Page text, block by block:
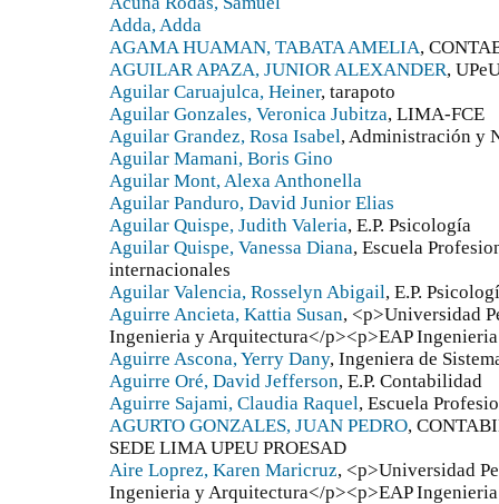
Adda, Adda
AGAMA HUAMAN, TABATA AMELIA,
AGUILAR APAZA, JUNIOR ALEXANDER,
Aguilar Caruajulca, Heiner, tarapoto
Aguilar Gonzales, Veronica Jubitza, LIMA-FCE
Aguilar Grandez, Rosa Isabel, Administración y
Aguilar Mamani, Boris Gino
Aguilar Mont, Alexa Anthonella
Aguilar Panduro, David Junior Elias
Aguilar Quispe, Judith Valeria, E.P. Psicología
Aguilar Quispe, Vanessa Diana, Escuela
internacionales
Aguilar Valencia, Rosselyn Abigail, E.P.
Aguirre Ancieta, Kattia Susan, <p>Universidad
Ingenieria y Arquitectura</p><p>EAP
Aguirre Ascona, Yerry Dany, Ingeniera de
Aguirre Oré, David Jefferson, E.P. Contabilidad
Aguirre Sajami, Claudia Raquel, Escuela
AGURTO GONZALES, JUAN PEDRO,
SEDE LIMA UPEU PROESAD
Aire Loprez, Karen Maricruz, <p>Universidad
Ingenieria y Arquitectura</p><p>EAP